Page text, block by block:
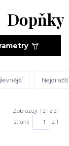
Dopňky
Nejdražší
Zobrazuji 1-21 z 21
strana
z 1